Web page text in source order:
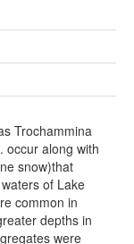
Trochammina
occur along with
snow)that
of Lake
common in
depths in
were